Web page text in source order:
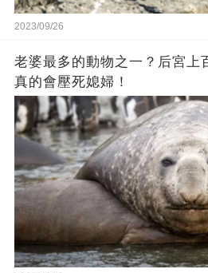
2023/09/26
老婆最多的動物之一？后宮上
真的會壓死媳婦！